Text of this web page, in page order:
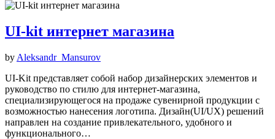
UI-kit интернет магазина
by Aleksandr_Mansurov
UI-Kit представляет собой набор дизайнерских элементов и
руководство по стилю для интернет-магазина,
специализирующегося на продаже сувенирной продукции с
возможностью нанесения логотипа. Дизайн(UI/UX) решений
направлен на создание привлекательного, удобного и
функционального…